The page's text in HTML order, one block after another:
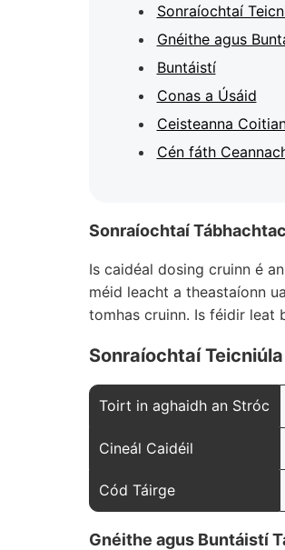
Sonraíochtaí
Gnéithe agus
Buntáistí
Conas a Úsáid
Ceisteanna
Cén fáth
Sonraíochtaí
Is caidéal dosing cruinn é
méid leacht a theastaíonn
tomhas cruinn. Is féidir leat
Sonraíochtaí Teicniúla
Toirt in aghaidh an Stróc
Cineál Caidéil
Cód Táirge
Gnéithe agus Buntáistí